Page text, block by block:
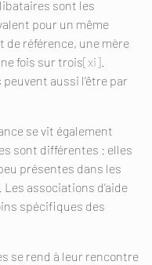
sont les
pour un même
de référence, une mère
fois sur trois[xi]
aussi l’être par
se vit également
sont différentes : elles
présentes dans les
associations d’aide
spécifiques des
se rend à leur rencontre